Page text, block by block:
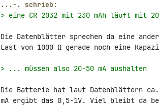
...-. schrieb:
> eine CR 2032 mit 230 mAh läuft mit
Die Datenblätter sprechen da eine
Last von 1000 Ω gerade noch eine
> ... müssen also 20-50 mA aushalten
Die Batterie hat laut Datenblättern ca.
mA ergibt das 0,5-1V. Viel bleibt da